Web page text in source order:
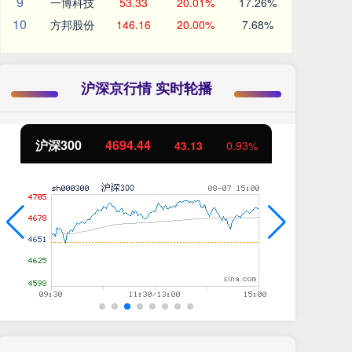
10 方邦股份 146.16 20.00% 7.68%
沪深京行情 实时轮播
北证50 1134.24 11.37 1.01%